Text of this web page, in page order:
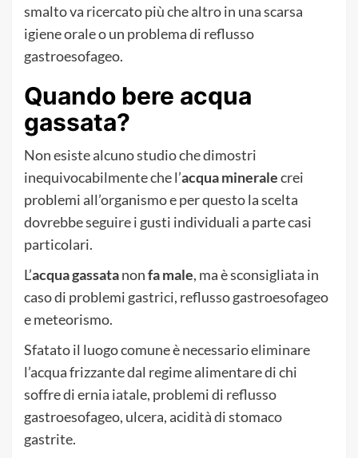
smalto va ricercato più che altro in una scarsa
igiene orale o un problema di reflusso
gastroesofageo.
Quando bere acqua
gassata?
Non esiste alcuno studio che dimostri
inequivocabilmente che l’acqua mineralecrei
problemi all’organismo e per questo la scelta
dovrebbe seguire i gusti individuali a parte casi
particolari.
L’acqua gassatanonfa male, ma è sconsigliata in
caso di problemi gastrici, reflusso gastroesofageo
e meteorismo.
Sfatato il luogo comune è necessario eliminare
l’acqua frizzante dal regime alimentare di chi
soffre di ernia iatale, problemi di reflusso
gastroesofageo, ulcera, acidità di stomaco
gastrite.